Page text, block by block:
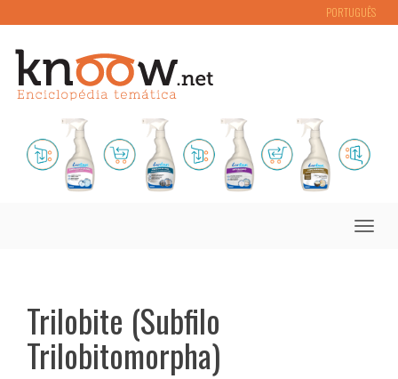
PORTUGUÊS
Toggle
Trilobite (Subfilo
Trilobitomorpha)